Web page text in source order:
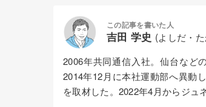
この記事を書いた人
吉田 学史 (よしだ・
2006年共同通信入社。仙台など
2014年12月に本社運動部へ異動
を取材した。2022年4月からジュ